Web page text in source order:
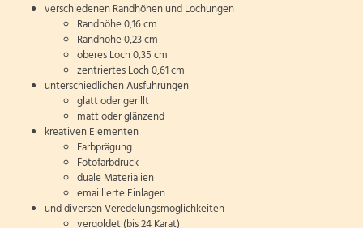
verschiedenen Randhöhen und Lochungen
Randhöhe 0,16 cm
Randhöhe 0,23 cm
oberes Loch 0,35 cm
zentriertes Loch 0,61 cm
unterschiedlichen Ausführungen
glatt oder gerillt
matt oder glänzend
kreativen Elementen
Farbprägung
Fotofarbdruck
duale Materialien
emaillierte Einlagen
und diversen Veredelungsmöglichkeiten
vergoldet (bis 24 Karat)